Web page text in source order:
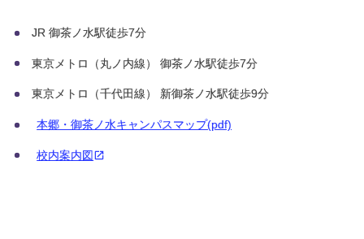
JR 御茶ノ水駅徒歩7分
東京メトロ（丸ノ内線） 御茶ノ水駅徒歩7分
東京メトロ（千代田線） 新御茶ノ水駅徒歩9分
本郷・御茶ノ水キャンパスマップ(pdf)
校内案内図